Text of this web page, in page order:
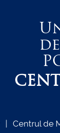
Centrul de